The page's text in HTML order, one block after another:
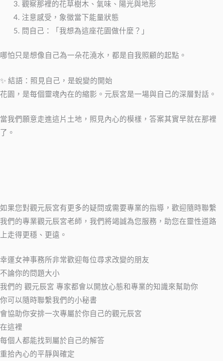
觀察那裡的花草樹木、氣味、陽光與地形
注意感受，象徵當下能量狀態
問自己：「我想為這座花園做什麼？」
哪怕只是想像自己為一朵花澆水，都是自我照顧的起點。
✨ 結語：照見自己，是蛻變的開始
花園，是每個靈魂內在的縮影。元辰宮是一場與自己的深層對話。
當我們願意走進這片土地，照見內心的模樣，答案其實早就在那裡
了。
如果您對觀元辰宮有更多的疑問或需要專業的指導，歡迎隨時聯繫
我們的專業觀元辰宮老師，我們將竭誠為您服務，助您在靈性道路
上走得更穩、更遠。
幸運女神事務所非常歡迎每位尋求改變的朋友
不論你的問題大小
我們的 觀元辰宮 專家都會以開放心態和專業的知識來幫助你
你可以隨時聯繫我們的小秘書
會協助你安排一次專屬於你自己的觀元辰宮
在這裡
每個人都能找到屬於自己的解答
重拾內心的平靜與確定